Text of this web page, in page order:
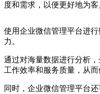
度和需求，以便更好地为客
使用企业微信管理平台进
力。
通过对海量数据进行分析
工作效率和服务质量，从而
同时，企业微信管理平台